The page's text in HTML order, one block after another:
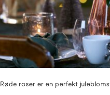
Røde roser er en perfekt